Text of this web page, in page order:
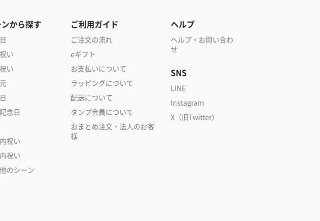
から探す
い
い
念日
祝い
祝い
のシーン
ご利用ガイド
ご注文の流れ
eギフト
お支払いについて
ラッピングについて
配送について
タンプ会員について
おまとめ注文・法人のお客
様
ヘルプ
ヘルプ・お問い合わ
せ
SNS
LINE
Instagram
X（旧Twitter）